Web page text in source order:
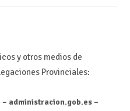
y otros medios de
Provinciales:
administracion.gob.es –